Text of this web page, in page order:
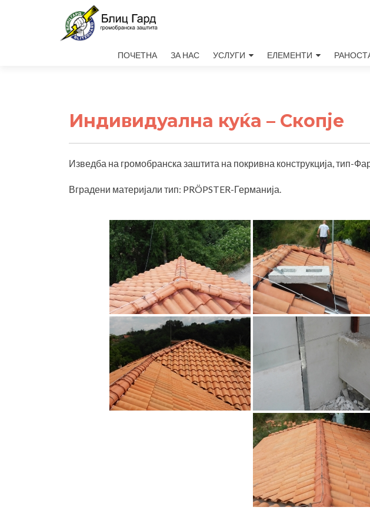
ПОЧЕТНА ЗА НАС УСЛУГИ ЕЛЕМЕНТИ
Индивидуална куќа – Скопје
Изведба на громобранска заштита на покривна конструкција, тип-
Вградени материјали тип: PRÖPSTER-Германија.